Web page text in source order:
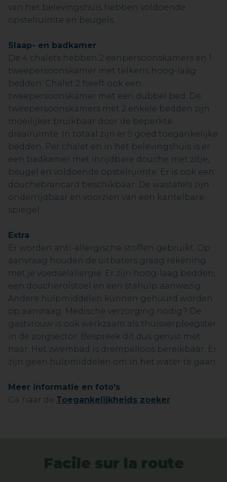
van het belevingshuis hebben voldoende
opstelruimte en beugels.
Slaap- en badkamer
De 4 chalets hebben 2 eenpersoonskamers en 1
tweepersoonskamer met telkens hoog-laag
bedden. Chalet 2 heeft ook een
tweepersoonskamer met een dubbel bed. De
tweepersoonskamers met 2 enkele bedden zijn
moeilijker bruikbaar door de beperkte
draairuimte. In totaal zijn er 9 goed toegankelijke
bedden. Per chalet en in het belevingshuis is er
een badkamer met inrijdbare douche met zitje,
beugel en voldoende opstelruimte. Er is ook een
douchebrancard beschikbaar. De wastafels zijn
onderrijdbaar en voorzien van een kantelbare
spiegel.
Extra
Er worden anti-allergische stoffen gebruikt. Op
aanvraag houden de uitbaters graag rekening
met je voedselallergie. Er zijn hoog-laag bedden,
een doucherolstoel en een stahulp aanwezig.
Andere hulpmiddelen kunnen gehuurd worden
op aanvraag. Medische verzorging nodig? De
gastvrouw is ook werkzaam als thuisverpleegster
in de zorgsector. Bespreek dit dus gerust met
haar. Het zwembad is drempelloos bereikbaar. Er
zijn geen hulpmiddelen om in het water te gaan.
Meer informatie en foto's
Ga naar de Toegankelijkheids zoeker
Facile sur la route